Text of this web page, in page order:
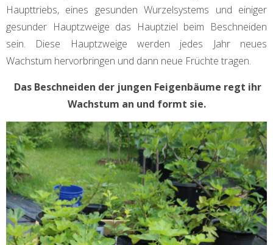
Haupttriebs, eines gesunden Wurzelsystems und einiger
gesunder Hauptzweige das Hauptziel beim Beschneiden
sein. Diese Hauptzweige werden jedes Jahr neues
Wachstum hervorbringen und dann neue Früchte tragen.
Das Beschneiden der jungen Feigenbäume regt ihr
Wachstum an und formt sie.